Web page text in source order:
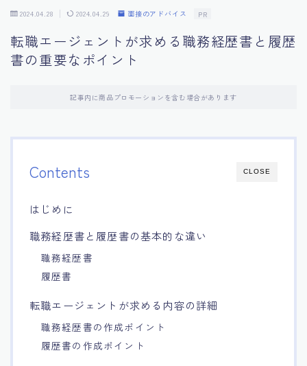
16.エージェントと良好な関係を築く方法
2024.04.28 2024.04.29 面接のアドバイス PR
転職エージェントが求める職務経歴書と履歴
書の重要なポイント
記事内に商品プロモーションを含む場合があります
CLOSE
Contents
はじめに
職務経歴書と履歴書の基本的な違い
職務経歴書
履歴書
転職エージェントが求める内容の詳細
職務経歴書の作成ポイント
履歴書の作成ポイント